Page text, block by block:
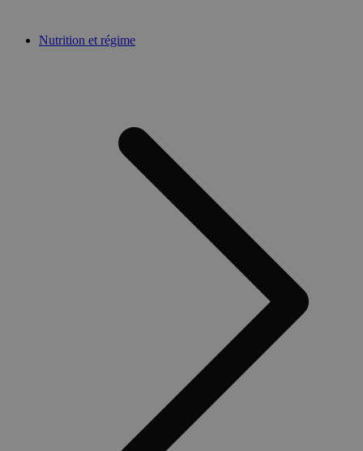
Nutrition et régime